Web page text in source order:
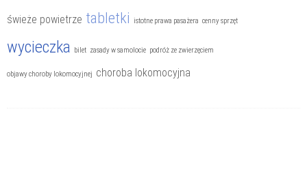
świeże powietrze tabletki istotne prawa pasażera cenny sprzęt
wycieczka bilet zasady w samolocie podróż ze zwierzęciem
objawy choroby lokomocyjnej choroba lokomocyjna